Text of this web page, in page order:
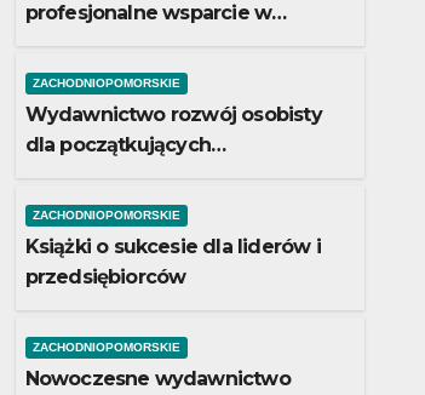
i
profesjonalne wsparcie w
ZACHODNIOPOMORSKIE
Wydawnictwo rozwój osobisty
dla początkujących
ZACHODNIOPOMORSKIE
Książki o sukcesie dla liderów i
przedsiębiorców
ZACHODNIOPOMORSKIE
Nowoczesne wydawnictwo